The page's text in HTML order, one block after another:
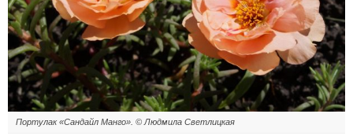
Портулак «Сандайл Манго». © Людмила Светлицкая